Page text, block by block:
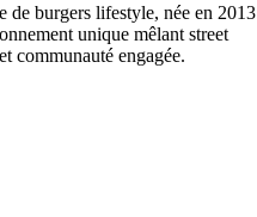
de burgers lifestyle, née en 2013
unique mêlant street
communauté engagée.